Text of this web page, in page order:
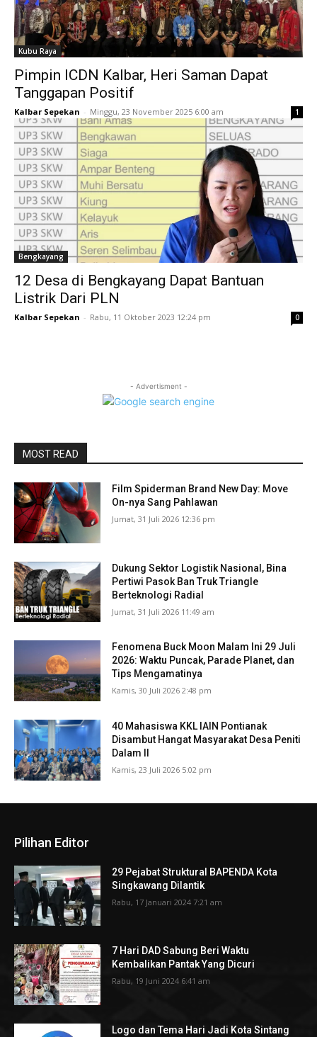
Kubu Raya
Pimpin ICDN Kalbar, Heri Saman Dapat
Tanggapan Positif
Kalbar Sepekan - Minggu, 23 November 2025 6:00 am 1
Bengkayang
12 Desa di Bengkayang Dapat Bantuan
Listrik Dari PLN
Kalbar Sepekan - Rabu, 11 Oktober 2023 12:24 pm 0
- Advertisment -
MOST READ
Film Spiderman Brand New Day: Move
On-nya Sang Pahlawan
Jumat, 31 Juli 2026 12:36 pm
Dukung Sektor Logistik Nasional, Bina
Pertiwi Pasok Ban Truk Triangle
Berteknologi Radial
Jumat, 31 Juli 2026 11:49 am
Fenomena Buck Moon Malam Ini 29 Juli
2026: Waktu Puncak, Parade Planet, dan
Tips Mengamatinya
Kamis, 30 Juli 2026 2:48 pm
40 Mahasiswa KKL IAIN Pontianak
Disambut Hangat Masyarakat Desa Peniti
Dalam II
Kamis, 23 Juli 2026 5:02 pm
Pilihan Editor
29 Pejabat Struktural BAPENDA Kota
Singkawang Dilantik
Rabu, 17 Januari 2024 7:21 am
7 Hari DAD Sabung Beri Waktu
Kembalikan Pantak Yang Dicuri
Rabu, 19 Juni 2024 6:41 am
Logo dan Tema Hari Jadi Kota Sintang